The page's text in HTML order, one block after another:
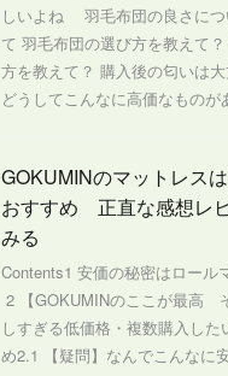
しいよね 羽毛布団の良さにつ
て 羽毛布団の選び方を教えて
方を教えて？ 購入後の匂いは
どうしてこんなに高価なものが
GOKUMINのマットレス
おすすめ 正直な感想レ
みる
Contents1 安価の秘密はロール
2 【GOKUMINのここが最高
しすぎる低価格・複数購入した
め2.1 【疑問】なんでこんなに